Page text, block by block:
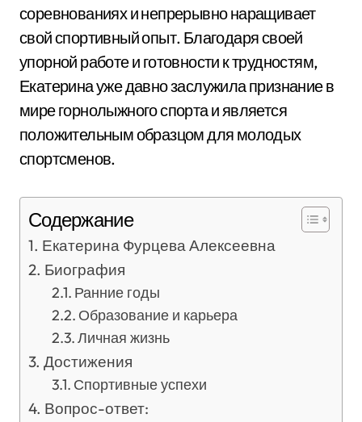
соревнованиях и непрерывно наращивает
свой спортивный опыт. Благодаря своей
упорной работе и готовности к трудностям,
Екатерина уже давно заслужила признание в
мире горнолыжного спорта и является
положительным образцом для молодых
спортсменов.
Содержание
Екатерина Фурцева Алексеевна
Биография
Ранние годы
Образование и карьера
Личная жизнь
Достижения
Спортивные успехи
Вопрос-ответ: